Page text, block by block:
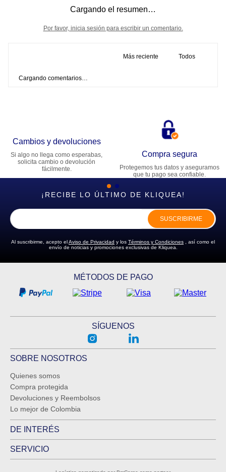
Cargando el resumen…
Por favor, inicia sesión para escribir un comentario.
Más reciente Todos
Cargando comentarios…
Cambios y devoluciones
Si algo no llega como esperabas,
solicita cambio o devolución
fácilmente.
Compra segura
Protegemos tus datos y aseguramos
que tu pago sea confiable.
¡RECIBE LO ÚLTIMO DE KLIQUEA!
SUSCRIBIRME
Al suscribirme, acepto elAviso de Privacidad y los Términos y Condiciones , así como el
envío de noticias y promociones exclusivas de Kliquea.
MÉTODOS DE PAGO
SÍGUENOS
SOBRE NOSOTROS
Quienes somos
Compra protegida
Devoluciones y Reembolsos
Lo mejor de Colombia
DE INTERÉS
SERVICIO